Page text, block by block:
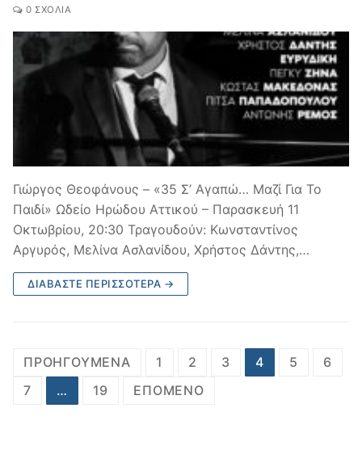
0 ΣΧΌΛΙΑ
Γιώργος Θεοφάνους – «35 Σ’ Αγαπώ… Μαζί Για Το
Παιδί» Ωδείο Ηρώδου Αττικού – Παρασκευή 11
Οκτωβρίου, 20:30 Τραγουδούν: Κωνσταντίνος
Αργυρός, Μελίνα Ασλανίδου, Χρήστος Δάντης,…
ΔΙΑΒΆΣΤΕ ΠΕΡΙΣΣΌΤΕΡΑ →
Σελιδοποίηση
άρθρων
ΠΡΟΗΓΟΎΜΕΝΑ 1 2 3 4 5
6
7
… 19 ΕΠΌΜΕΝΟ